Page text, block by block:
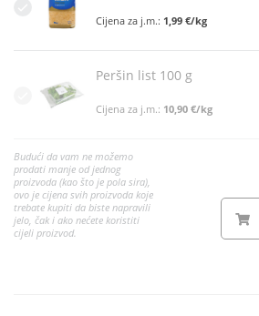
Cijena za j.m.: 1,99 €/kg
Peršin list 100 g
Cijena za j.m.: 10,90 €/kg
Budući da vam ne možemo
prodati manje od jednog
proizvoda (kao što je pola sira),
ovo je cijena svih proizvoda koje
trebate kupiti da biste napravili
jelo, čak i ako nećete koristiti
cijeli proizvod.